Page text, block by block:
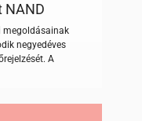
NAND
megoldásainak
negyedéves
A
88 exabájtnyi